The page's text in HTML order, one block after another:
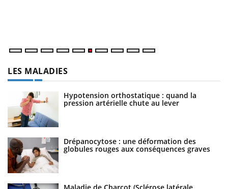
LES MALADIES
Hypotension orthostatique : quand la
pression artérielle chute au lever
Drépanocytose : une déformation des
globules rouges aux conséquences graves